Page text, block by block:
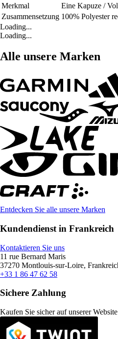
Merkmal
Eine Kapuze /
Zusammensetzung 100% Polyester
Loading...
Loading...
Alle unsere Marken
Entdecken Sie alle unsere Marken
Kundendienst in Frankreich
Kontaktieren Sie uns
11 rue Bernard Maris
37270 Montlouis-sur-Loire,
+33 1 86 47 62 58
Sichere Zahlung
Kaufen Sie sicher auf unserer